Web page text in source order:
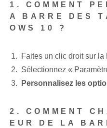
1. COMMENT
A BARRE DES
OWS 10 ?
Faites un clic droit sur la
‌Sélectionnez «
Personnalisez les
2. COMMENT
EUR DE LA